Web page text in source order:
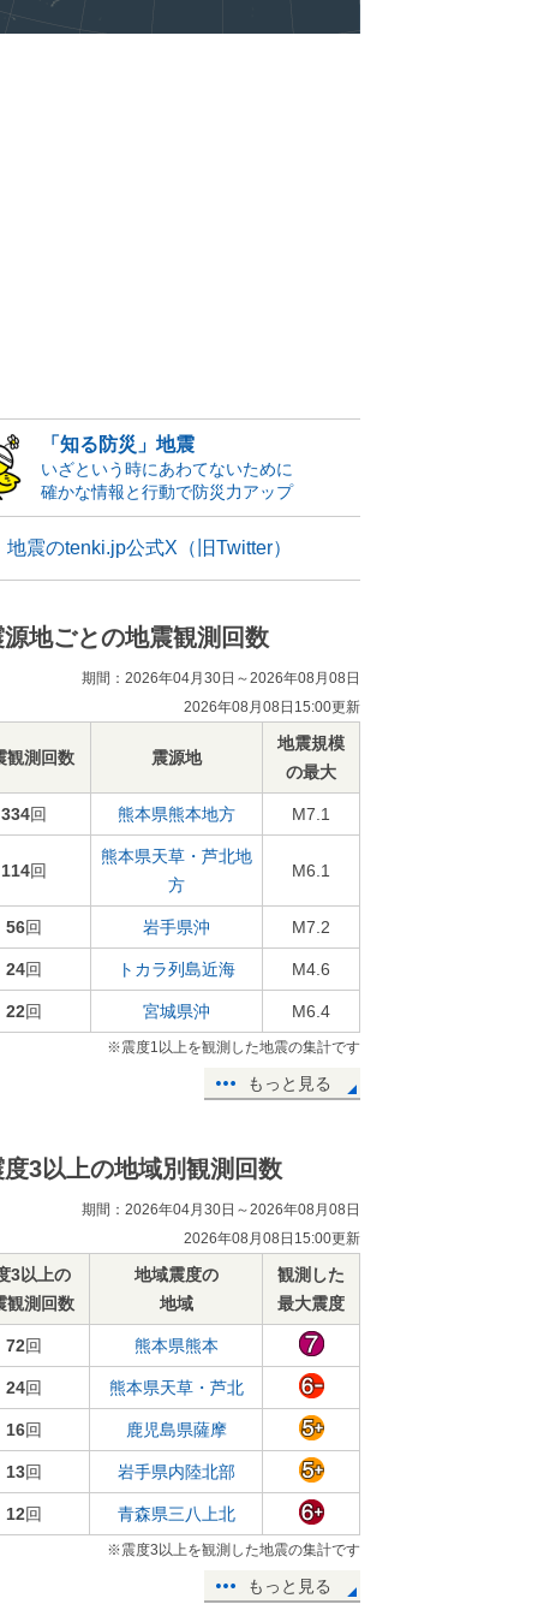
「知る防災」地震
いざという時にあわてないために
確かな情報と行動で防災力アップ
地震のtenki.jp公式X（旧Twitter）
源地ごとの地震観測回数
期間：2026年04月30日～2026年08月08日
2026年08月08日15:00更新
観測回数 震源地
地震規模
の最大
334回 熊本県熊本地方 M7.1
114回
熊本県天草・芦北地
方
M6.1
56回 岩手県沖 M7.2
24回 トカラ列島近海 M4.6
22回 宮城県沖 M6.4
※震度1以上を観測した地震の集計です
もっと見る
度3以上の地域別観測回数
期間：2026年04月30日～2026年08月08日
2026年08月08日15:00更新
3以上の
観測回数
地域震度の
地域
観測した
最大震度
72回 熊本県熊本
24回 熊本県天草・芦北
16回 鹿児島県薩摩
13回 岩手県内陸北部
12回 青森県三八上北
※震度3以上を観測した地震の集計です
もっと見る